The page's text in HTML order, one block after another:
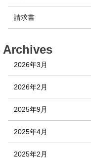
請求書
Archives
2026年3月
2026年2月
2025年9月
2025年4月
2025年2月